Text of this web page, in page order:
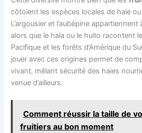
côtoient les espèces locales de haie
L’argousier et l’aubépine
alors que le hala ou le huito racontent
Pacifique et les forêts d’Amérique du
jouer avec ces origines permet de
vivant, mêlant sécurité des haies
venue d’ailleurs.
Comment réussir la taille de
fruitiers au bon moment